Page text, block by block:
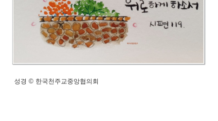
성경 © 한국천주교중앙협의회